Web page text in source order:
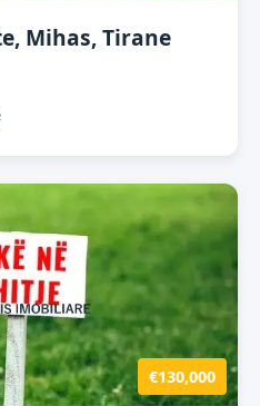
Mihas, Tirane
€130,000